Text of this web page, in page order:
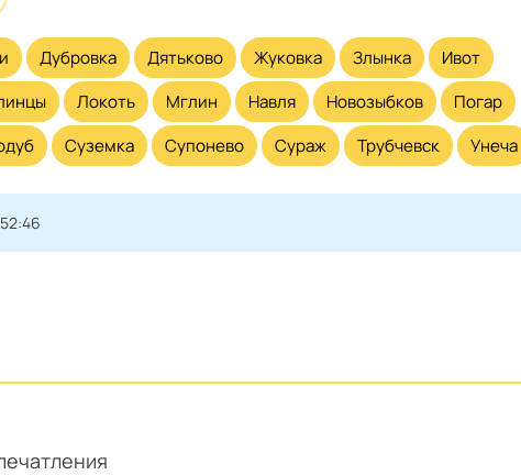
Дубровка Дятьково Жуковка Злынка
Ивот
Локоть Мглин Навля Новозыбков
Погар
Суземка Супонево Сураж Трубчевск Унеча